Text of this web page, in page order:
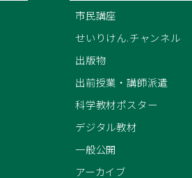
市民講座
せいりけん.チャンネル
出版物
出前授業・講師派遣
科学教材ポスター
デジタル教材
一般公開
アーカイブ